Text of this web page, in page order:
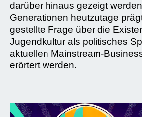
darüber hinaus gezeigt
Generationen heutzutage
gestellte Frage über die
Jugendkultur als politisches
aktuellen Mainstream-
erörtert werden.